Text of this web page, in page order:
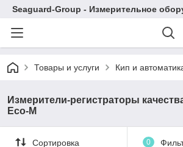
Seaguard-Group - Измерительное
Товары и услуги Кип и
Измерители-регистраторы
Eco-М
Сортировка 0